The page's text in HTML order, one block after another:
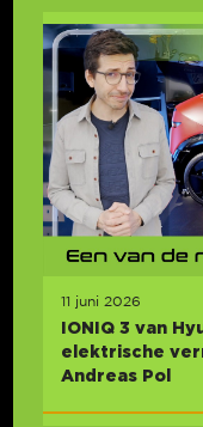
11 juni 2026
IONIQ 3 van
elektrische
Andreas Pol